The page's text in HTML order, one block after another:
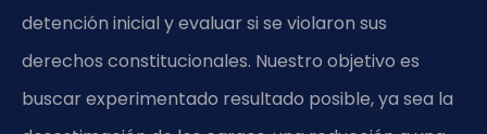
detención inicial y evaluar si se violaron sus
derechos constitucionales. Nuestro objetivo es
buscar experimentado resultado posible, ya sea la